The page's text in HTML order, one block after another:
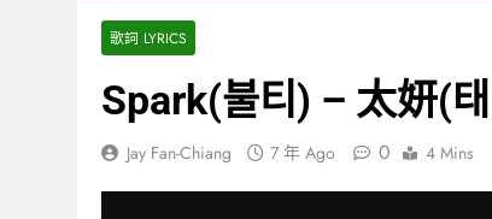
歌詞 LYRICS
Spark(불티) – 太妍(
Jay Fan-Chiang 7 年 Ago 0 4 Mins